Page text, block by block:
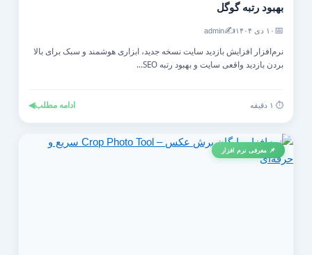
بهبود رتبه گوگل
۱۰ دی ۱۴۰۴ ✍️
admin
نرم‌افزار افزایش بازدید سایت نسخه جدید، ابزاری هوشمند و سبک برای بالا
بردن بازدید واقعی سایت و بهبود رتبه SEO...
ادامه مطلب◀
📌 معرفی نرم افزار